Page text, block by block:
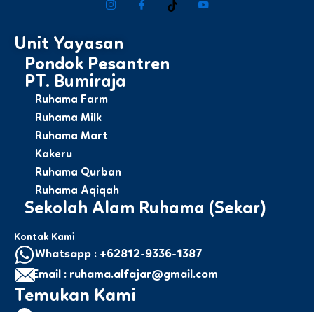
Unit Yayasan
Pondok Pesantren
PT. Bumiraja
Ruhama Farm
Ruhama Milk
Ruhama Mart
Kakeru
Ruhama Qurban
Ruhama Aqiqah
Sekolah Alam Ruhama (Sekar)
Kontak Kami
Whatsapp : +62812-9336-1387
Email : ruhama.alfajar@gmail.com
Temukan Kami